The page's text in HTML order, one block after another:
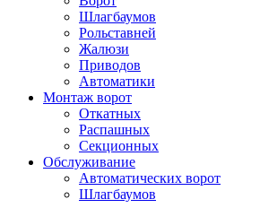
Шлагбаумов
Рольставней
Жалюзи
Приводов
Автоматики
Монтаж ворот
Откатных
Распашных
Секционных
Обслуживание
Автоматических ворот
Шлагбаумов